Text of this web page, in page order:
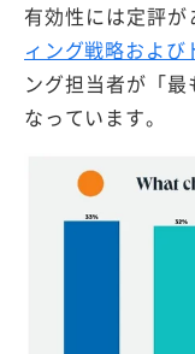
有効性には定評が
ィング戦略および
ング担当者が「
なっています。